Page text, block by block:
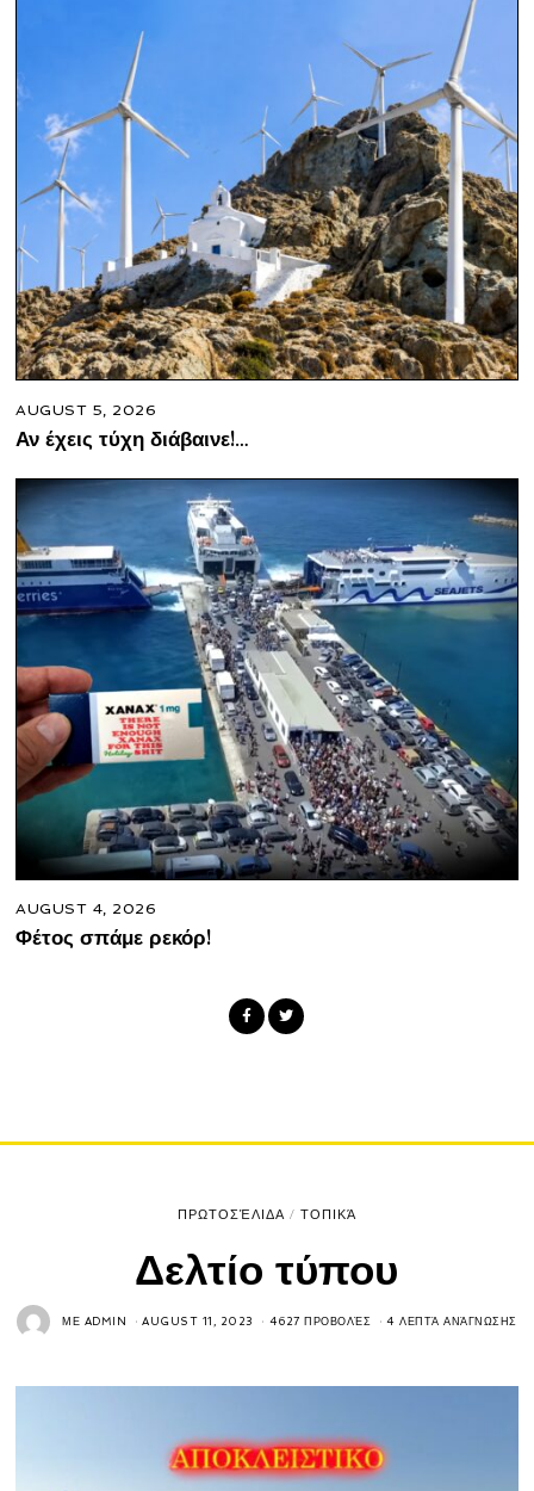
AUGUST 5, 2026
Αν έχεις τύχη διάβαινε!…
AUGUST 4, 2026
Φέτος σπάμε ρεκόρ!
ΠΡΩΤΟΣΈΛΙΔΑ / ΤΟΠΙΚΆ
Δελτίο τύπου
ΜΕ ADMIN AUGUST 11, 2023 4627 ΠΡΟΒΟΛΈΣ 4 ΛΕΠΤΆ ΑΝΆΓΝΩΣΗΣ